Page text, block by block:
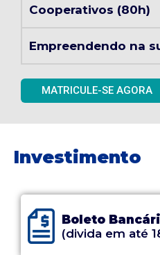
Cooperativos (80h)
Empreendendo na
MATRICULE-SE AGORA
Investimento
Boleto
(divida em até